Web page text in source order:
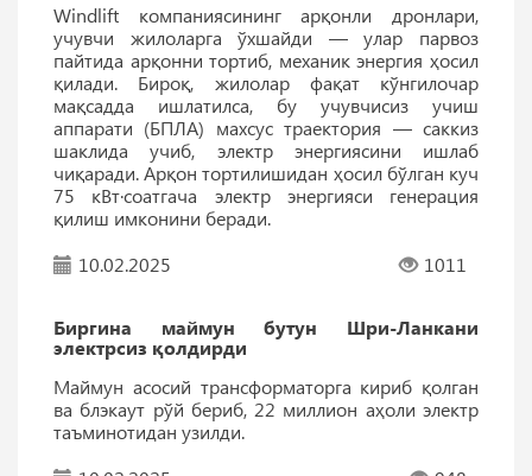
Windlift компаниясининг арқонли дронлари,
учувчи жилоларга ўхшайди — улар парвоз
пайтида арқонни тортиб, механик энергия ҳосил
қилади. Бироқ, жилолар фақат кўнгилочар
мақсадда ишлатилса, бу учувчисиз учиш
аппарати (БПЛА) махсус траектория — саккиз
шаклида учиб, электр энергиясини ишлаб
чиқаради. Арқон тортилишидан ҳосил бўлган куч
75 кВт·соатгача электр энергияси генерация
қилиш имконини беради.
10.02.2025
1011
Биргина маймун бутун Шри-Ланкани
электрсиз қолдирди
Маймун асосий трансформаторга кириб қолган
ва блэкаут рўй бериб, 22 миллион аҳоли электр
таъминотидан узилди.